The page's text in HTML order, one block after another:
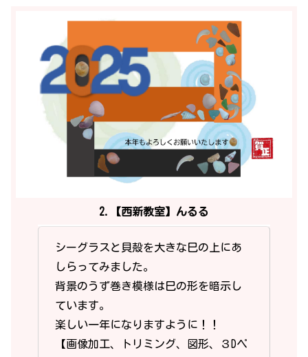
2.【西新教室】んるる
シーグラスと貝殻を大きな巳の上にあ
しらってみました。
背景のうず巻き模様は巳の形を暗示し
ています。
楽しい一年になりますように！！
【画像加工、トリミング、図形、３Dペ